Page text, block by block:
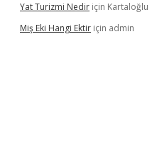
Yat Turizmi Nedir için Kartaloğlu
Miş Eki Hangi Ektir için admin